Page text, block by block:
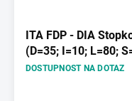
ITA FDP - DIA
(D=35; I=10; L=80;
DOSTUPNOST NA DOTAZ